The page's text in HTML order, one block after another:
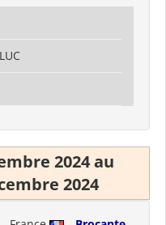
2024 au
2024